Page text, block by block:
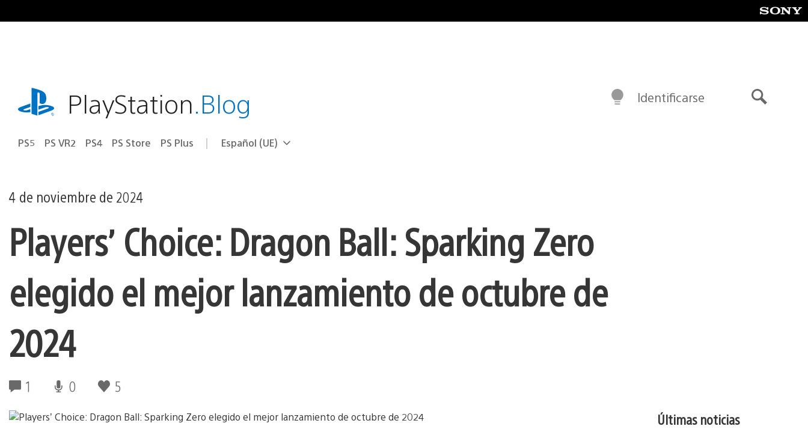
al
playstation.comPlayStation.Blog
PS5 PS VR2 PS4 PS Store PS Plus Selecciona
Región
Español (UE)
Identificarse
4 de noviembre de 2024
Players’ Choice: Dragon Ball: Sparking Zero
elegido el mejor lanzamiento de octubre de
2024
1 0 5
Últimas noticias